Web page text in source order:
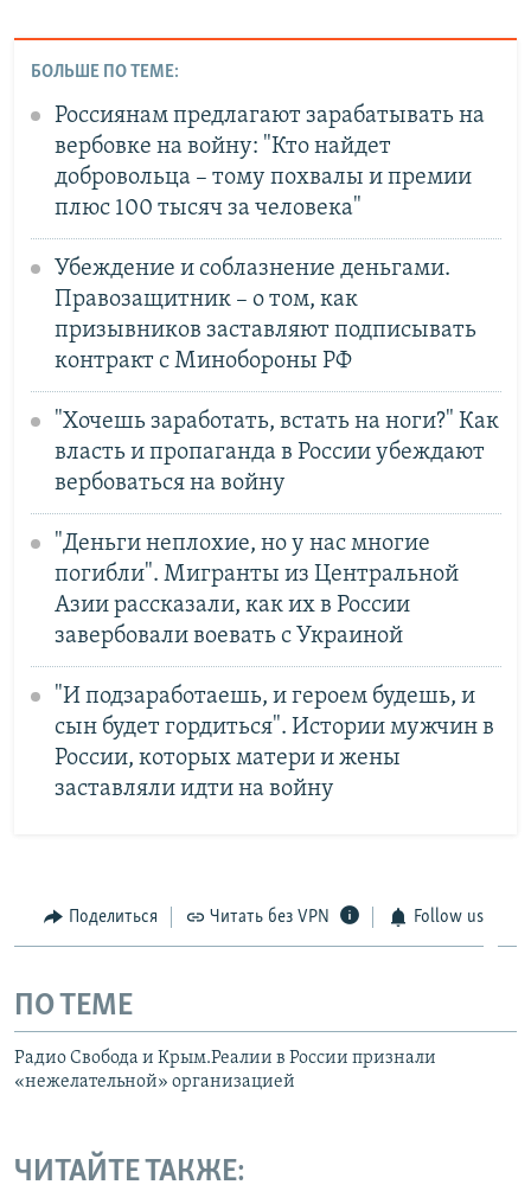
БОЛЬШЕ ПО ТЕМЕ:
Россиянам предлагают зарабатывать на
вербовке на войну: "Кто найдет
добровольца – тому похвалы и премии
плюс 100 тысяч за человека"
Убеждение и соблазнение деньгами.
Правозащитник – о том, как
призывников заставляют подписывать
контракт с Минобороны РФ
"Хочешь заработать, встать на ноги?" Как
власть и пропаганда в России убеждают
вербоваться на войну
"Деньги неплохие, но у нас многие
погибли". Мигранты из Центральной
Азии рассказали, как их в России
завербовали воевать с Украиной
"И подзаработаешь, и героем будешь, и
сын будет гордиться". Истории мужчин в
России, которых матери и жены
заставляли идти на войну
Поделиться Читать без VPN Follow us
ПО ТЕМЕ
Радио Свобода и Крым.Реалии в России признали
«нежелательной» организацией
ЧИТАЙТЕ ТАКЖЕ: